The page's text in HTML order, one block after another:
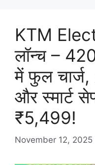
KTM
लॉन्च –
में फुल
और स्मार्ट
₹5,499!
November 12, 2025